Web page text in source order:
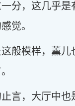
分，这几乎是
觉。
般模样，薰儿
言，大厅中也